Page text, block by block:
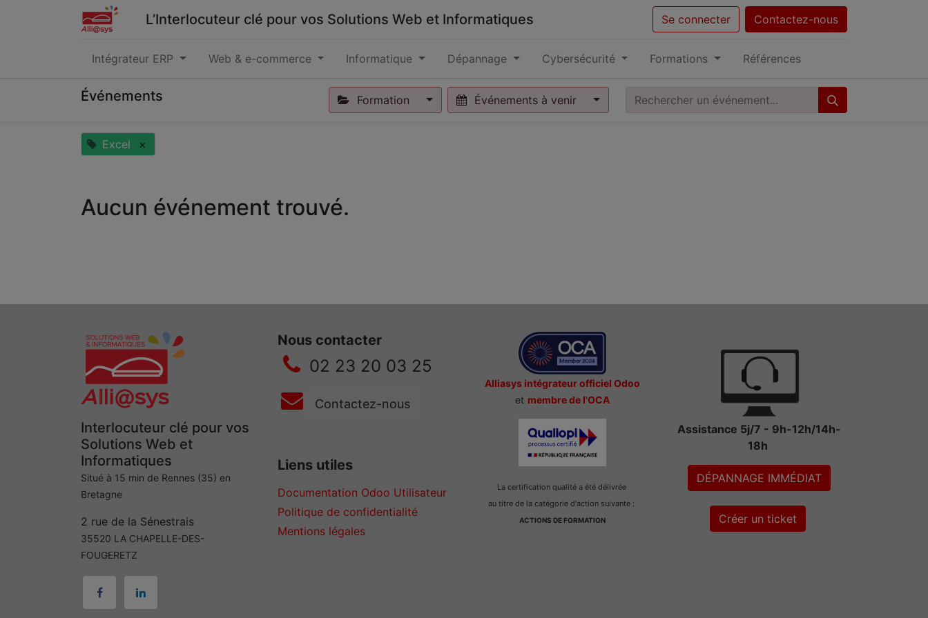
L’Interlocuteur clé pour vos Solutions Web et Informatiques Se connecter Contactez-nous
Intégrateur ERP Web & e-commerce Informatique Dépannage Cybersécurité Formations Références
Événements Formation Événements à venir
Excel ×
Aucun événement trouvé.
Interlocuteur clé pour vos
Solutions Web et
Informatiques
Situé à 15 min de Rennes (35) en
Bretagne
2 rue de la Sénestrais
35520 LA CHAPELLE-DES-
FOUGERETZ
Nous contacter
02 23 20 03 25
Contactez-nous
Liens utiles
Documentation Odoo Utilisateur
Politique de confidentialité
Mentions légales
Alliasys intégrateur officiel Odoo
et membre de l'OCA
La certification qualité a été délivrée
au titre de la catégorie d'action suivante :
ACTIONS DE FORMATION
Assistance 5j/7 - 9h-12h/14h-
18h
DÉPANNAGE IMMÉDIAT
Créer un ticket